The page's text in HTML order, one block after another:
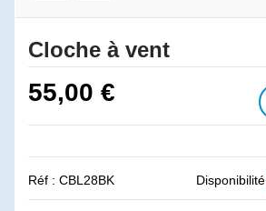
Cloche à vent
55,00 €
Réf : CBL28BK Disponibilité